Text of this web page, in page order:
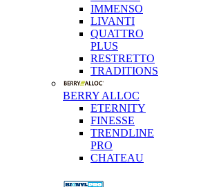
IMMENSO
LIVANTI
QUATTRO
PLUS
RESTRETTO
TRADITIONS
BERRY ALLOC
ETERNITY
FINESSE
TRENDLINE
PRO
CHATEAU